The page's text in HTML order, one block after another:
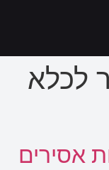
לכלא
אסירים